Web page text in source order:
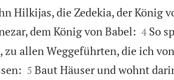
Hilkijas, die Zedekia, der König
dem König von Babel:
4 So
zu allen Weggeführten, die ich

5 Baut Häuser und wohnt